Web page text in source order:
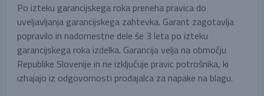
Po izteku garancijskega roka preneha pravica do
uveljavljanja garancijskega zahtevka. Garant zagotavlja
popravilo in nadomestne dele še 3 leta po izteku
garancijskega roka izdelka. Garancija velja na območju
Republike Slovenije in ne izključuje pravic potrošnika, ki
izhajajo iz odgovornosti prodajalca za napake na blagu.